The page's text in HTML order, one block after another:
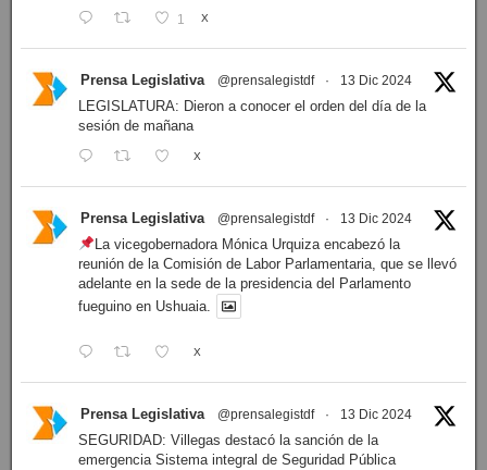
1 X
Prensa Legislativa @prensalegistdf · 13 Dic 2024
LEGISLATURA: Dieron a conocer el orden del día de la
sesión de mañana
X
Prensa Legislativa @prensalegistdf · 13 Dic 2024
La vicegobernadora Mónica Urquiza encabezó la
reunión de la Comisión de Labor Parlamentaria, que se llevó
adelante en la sede de la presidencia del Parlamento
fueguino en Ushuaia.
X
Prensa Legislativa @prensalegistdf · 13 Dic 2024
SEGURIDAD: Villegas destacó la sanción de la
emergencia Sistema integral de Seguridad Pública